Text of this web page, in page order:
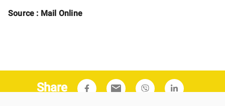
Source : Mail Online
Share email